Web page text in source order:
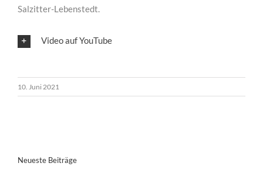
Salzitter-Lebenstedt.
Video auf YouTube
10. Juni 2021
Neueste Beiträge